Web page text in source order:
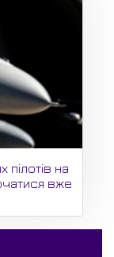
пілотів на
вже